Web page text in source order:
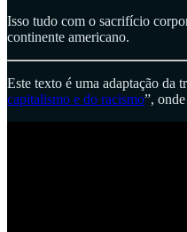
Isso tudo com o sacrifício
continente americano.
Este texto é uma adaptação da
capitalismo e do racismo”,